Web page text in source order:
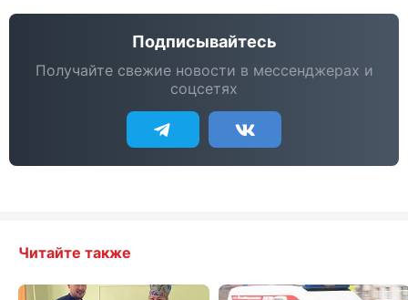
Подписывайтесь
Получайте свежие новости в мессенджерах и
соцсетях
Читайте также